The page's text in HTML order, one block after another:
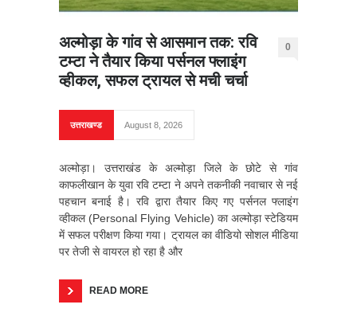
अल्मोड़ा के गांव से आसमान तक: रवि
टम्टा ने तैयार किया पर्सनल फ्लाइंग
व्हीकल, सफल ट्रायल से मची चर्चा
0
उत्तराखण्ड August 8, 2026
अल्मोड़ा। उत्तराखंड के अल्मोड़ा जिले के छोटे से गांव
काफलीखान के युवा रवि टम्टा ने अपने तकनीकी नवाचार से नई
पहचान बनाई है। रवि द्वारा तैयार किए गए पर्सनल फ्लाइंग
व्हीकल (Personal Flying Vehicle) का अल्मोड़ा स्टेडियम
में सफल परीक्षण किया गया। ट्रायल का वीडियो सोशल मीडिया
पर तेजी से वायरल हो रहा है और
READ MORE